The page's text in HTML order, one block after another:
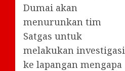
Dumai akan
menurunkan tim
Satgas untuk
melakukan investigasi
ke lapangan mengapa